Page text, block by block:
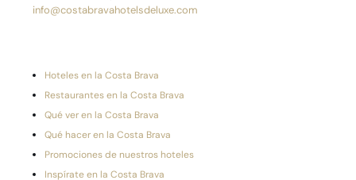
info@costabravahotelsdeluxe.com
Hoteles en la Costa Brava
Restaurantes en la Costa Brava
Qué ver en la Costa Brava
Qué hacer en la Costa Brava
Promociones de nuestros hoteles
Inspírate en la Costa Brava